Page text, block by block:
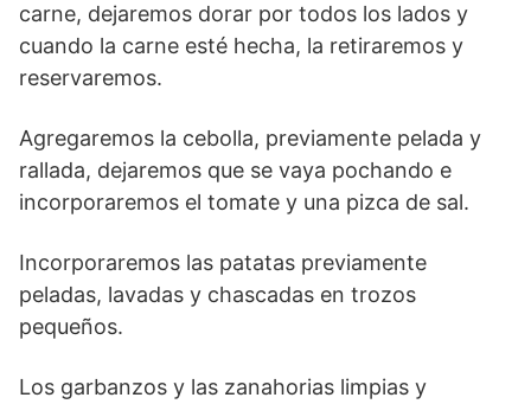
carne, dejaremos dorar por todos los lados y
cuando la carne esté hecha, la retiraremos y
reservaremos.
Agregaremos la cebolla, previamente pelada y
rallada, dejaremos que se vaya pochando e
incorporaremos el tomate y una pizca de sal.
Incorporaremos las patatas previamente
peladas, lavadas y chascadas en trozos
pequeños.
Los garbanzos y las zanahorias limpias y